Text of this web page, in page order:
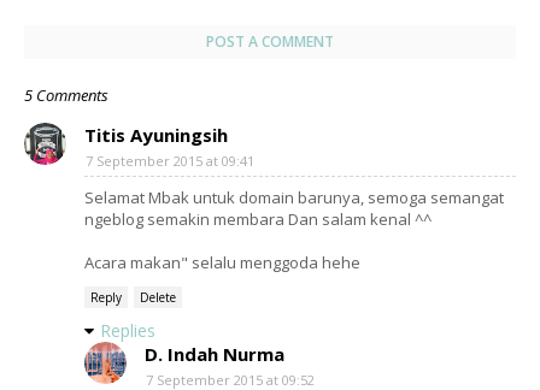
POST A COMMENT
5 Comments
Titis Ayuningsih
7 September 2015 at 09:41
Selamat Mbak untuk domain barunya, semoga semangat
ngeblog semakin membara Dan salam kenal ^^
Acara makan" selalu menggoda hehe
Reply Delete
Replies
D. Indah Nurma
7 September 2015 at 09:52